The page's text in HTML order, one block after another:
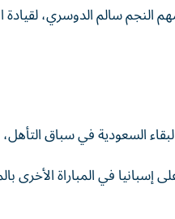
النجم سالم الدوسري، لقيادة
السعودية في سباق التأهل،
إسبانيا في المباراة